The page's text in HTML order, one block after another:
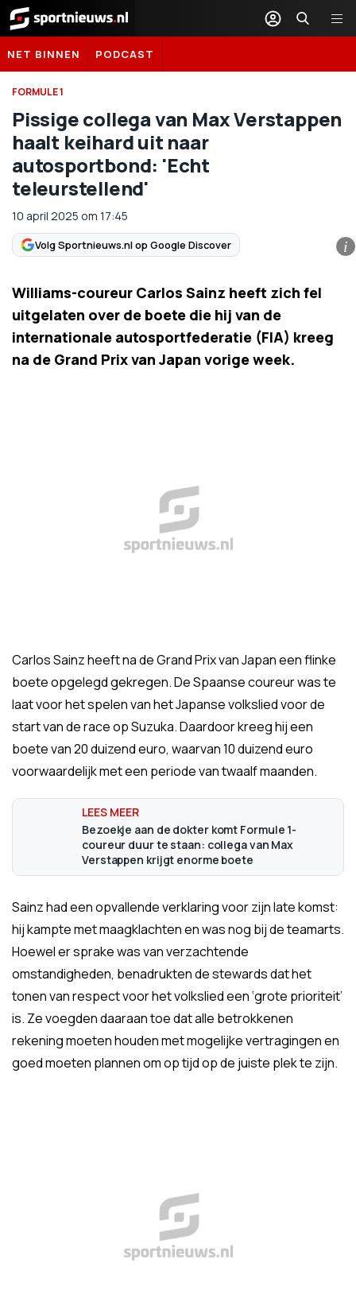
Sportnieuws.nl
NET BINNEN PODCAST
FORMULE 1
Pissige collega van Max Verstappen
haalt keihard uit naar
autosportbond: 'Echt
teleurstellend'
10 april 2025 om 17:45
Volg Sportnieuws.nl op Google Discover i
Williams-coureur Carlos Sainz heeft zich fel
uitgelaten over de boete die hij van de
internationale autosportfederatie (FIA) kreeg
na de Grand Prix van Japan vorige week.
Carlos Sainz heeft na de Grand Prix van Japan een flinke
boete opgelegd gekregen. De Spaanse coureur was te
laat voor het spelen van het Japanse volkslied voor de
start van de race op Suzuka. Daardoor kreeg hij een
boete van 20 duizend euro, waarvan 10 duizend euro
voorwaardelijk met een periode van twaalf maanden.
Bezoekje aan de dokter komt Formule 1-
coureur duur te staan: collega van Max
Verstappen krijgt enorme boete
Sainz had een opvallende verklaring voor zijn late komst:
hij kampte met maagklachten en was nog bij de teamarts.
Hoewel er sprake was van verzachtende
omstandigheden, benadrukten de stewards dat het
tonen van respect voor het volkslied een ‘grote prioriteit’
is. Ze voegden daaraan toe dat alle betrokkenen
rekening moeten houden met mogelijke vertragingen en
goed moeten plannen om op tijd op de juiste plek te zijn.